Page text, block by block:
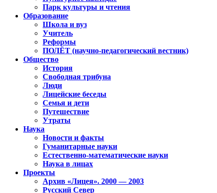
Парк культуры и чтения
Образование
Школа и вуз
Учитель
Реформы
ПОЛЁТ (научно-педагогический вестник)
Общество
История
Свободная трибуна
Люди
Лицейские беседы
Семья и дети
Путешествие
Утраты
Наука
Новости и факты
Гуманитарные науки
Естественно-математические науки
Наука в лицах
Проекты
Архив «Лицея». 2000 — 2003
Русский Север